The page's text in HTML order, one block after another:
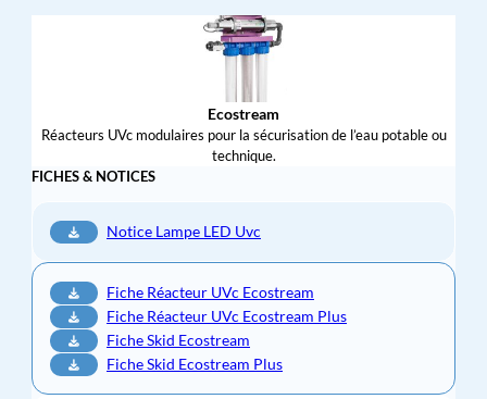
Ecostream
Réacteurs UVc modulaires pour la sécurisation de l’eau potable ou
technique.
FICHES & NOTICES
Notice Lampe LED Uvc
Fiche Réacteur UVc Ecostream
Fiche Réacteur UVc Ecostream Plus
Fiche Skid Ecostream
Fiche Skid Ecostream Plus